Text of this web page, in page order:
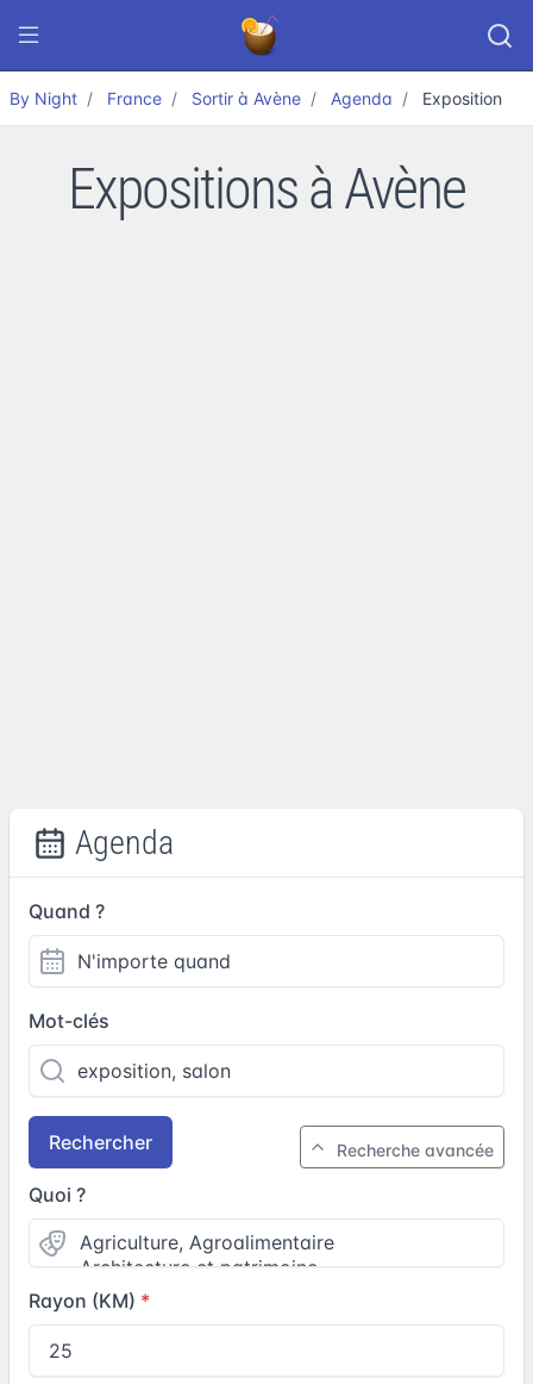
By Night France Sortir à Avène Agenda Exposition
Expositions à Avène
Agenda
Quand ?
Mot-clés
Rechercher Recherche avancée
Quoi ?
Rayon (KM)